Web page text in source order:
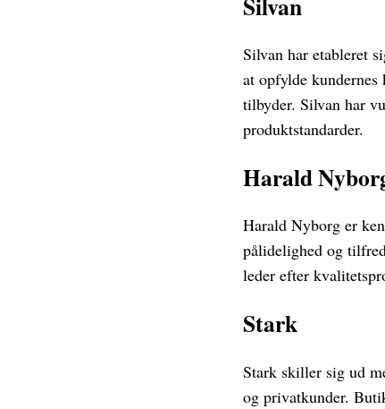
Silvan har etableret
at opfylde
tilbyder. Silvan har
produktstandarder.
Harald
Harald Nyborg er
pålidelighed og
leder efter
Stark
Stark skiller sig ud
og privatkunder.